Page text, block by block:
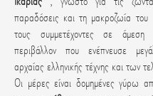
παραδόσεις και τη μακροζωία
τους συμμετέχοντες σε
περιβάλλον που ενέπνευσε
αρχαίας ελληνικής τέχνης και των
Οι μέρες είναι δομημένες γύρω